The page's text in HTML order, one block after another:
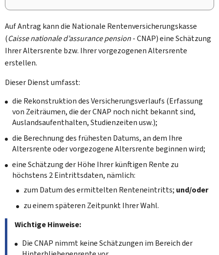
Auf Antrag kann die Nationale Rentenversicherungskasse
(Caisse nationale d’assurance pension- CNAP) eine Schätzung
Ihrer Altersrente bzw. Ihrer vorgezogenen Altersrente
erstellen.
Dieser Dienst umfasst:
die Rekonstruktion des Versicherungsverlaufs (Erfassung
von Zeiträumen, die der CNAP noch nicht bekannt sind,
Auslandsaufenthalten, Studienzeiten usw.);
die Berechnung des frühesten Datums, an dem Ihre
Altersrente oder vorgezogene Altersrente beginnen wird;
eine Schätzung der Höhe Ihrer künftigen Rente zu
höchstens 2 Eintrittsdaten, nämlich:
zum Datum des ermittelten Renteneintritts; und/oder
zu einem späteren Zeitpunkt Ihrer Wahl.
Wichtige Hinweise:
Die CNAP nimmt keine Schätzungen im Bereich der